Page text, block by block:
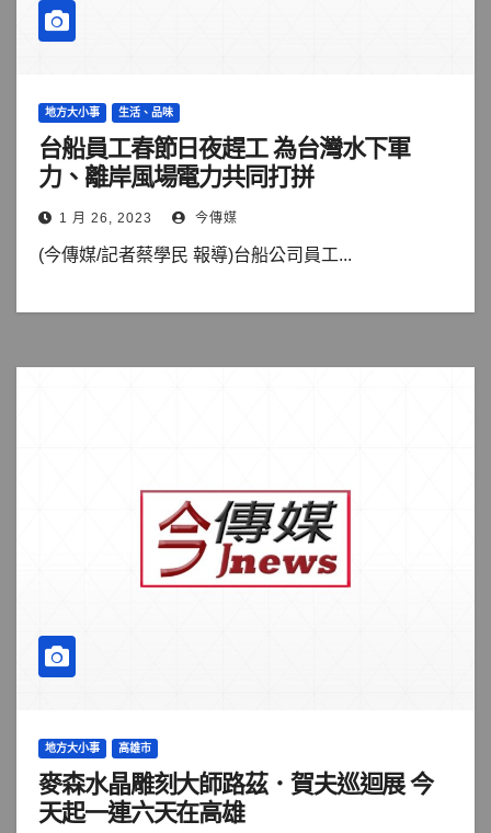
地方大小事 生活、品味
台船員工春節日夜趕工 為台灣水下軍
力、離岸風場電力共同打拼
1 月 26, 2023 今傳媒
(今傳媒/記者蔡學民 報導)台船公司員工...
地方大小事 高雄市
麥森水晶雕刻大師路茲．賀夫巡迴展 今
天起一連六天在高雄